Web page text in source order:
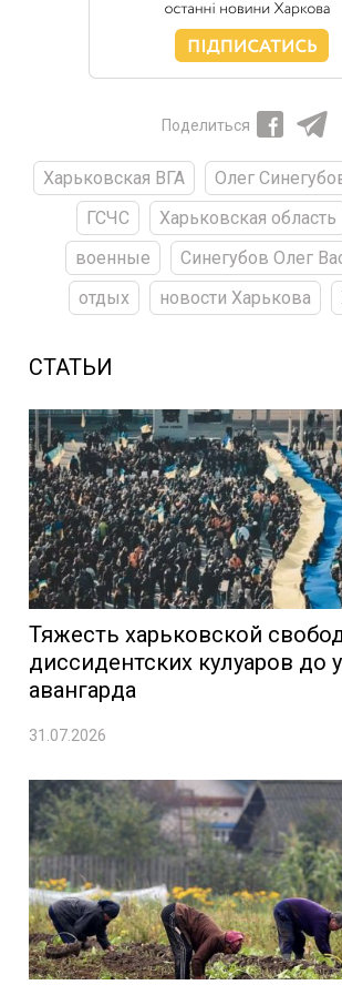
Поделиться
Харьковская ВГА Олег
ГСЧС
Харьковская область
военные
Синегубов Олег
отдых
новости Харькова
СТАТЬИ
Тяжесть харьковской
диссидентских кулуаров до
авангарда
31.07.2026